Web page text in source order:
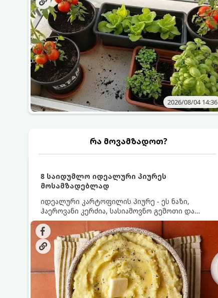
2026/08/04 14:36
რა მოვამზადოთ?
8 საიდუმლო იდეალური პიურეს
მოსამზადებლად
იდეალური კარტოფილის პიურე - ეს ნაზი,
ჰაეროვანი კერძია, სასიამოვნო გემოთი და
ნაღების-მოყვითალო ფერით. მისი მომზადება
ძალიან მარტივია, მაგრამ არსებობს რამდენიმე
საიდუმლო, რომლებიც უნდა იცოდეთ, რომ
პიურე იდეალურად გემრიელი გამოვიდეს.